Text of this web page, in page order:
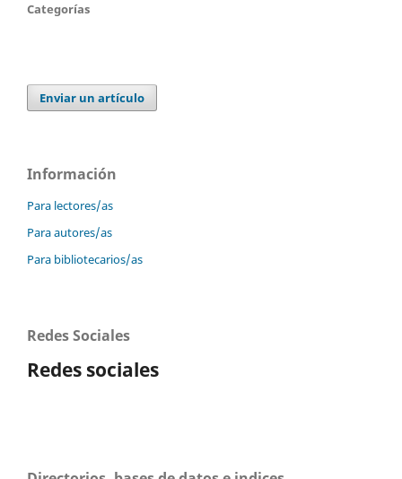
Categorías
Enviar un artículo
Información
Para lectores/as
Para autores/as
Para bibliotecarios/as
Redes Sociales
Redes sociales